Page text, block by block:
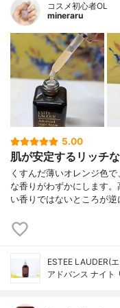
コスメ初心者OL
mineraru
5.00
肌が安定するリッチ
くすんだ薄いオレンジ色
な香りがわずかにします
い香りではないところが
ESTEE LAUDER(
アドバンス ナイト